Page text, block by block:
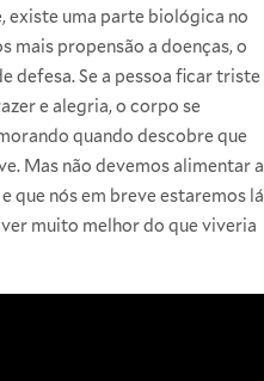
existe uma parte biológica no
mais propensão a doenças, o
defesa. Se a pessoa ficar triste
e alegria, o corpo se
quando descobre que
Mas não devemos alimentar a
que nós em breve estaremos lá
muito melhor do que viveria